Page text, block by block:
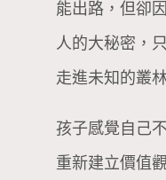
能出路，但卻
人的大秘密，
走進未知的叢
孩子感覺自己
重新建立價值